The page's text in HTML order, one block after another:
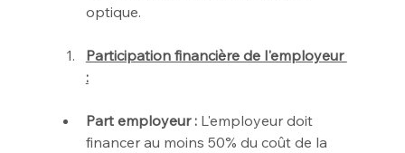
optique.
Participation financière de l'employeur
:
Part employeur : L'employeur doit
financer au moins 50% du coût de la